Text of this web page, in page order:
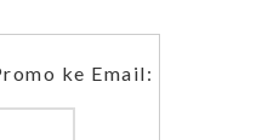
ke Email: